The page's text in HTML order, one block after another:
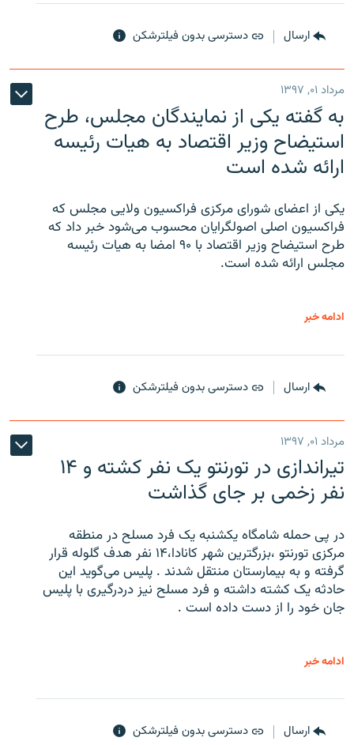
ارسال دسترسی بدون فیلترشکن
مرداد ۰۱, ۱۳۹۷
به گفته یکی از نمایندگان مجلس، طرح
استیضاح وزیر اقتصاد به هیات رئیسه
ارائه شده است
یکی از اعضای شورای مرکزی فراکسیون ولایی مجلس که
فراکسیون اصلی اصولگرایان محسوب می‌شود خبر داد که
طرح استیضاح وزیر اقتصاد با ۹۰ امضا به هیات رئیسه
مجلس ارائه شده است.
ادامه خبر
ارسال دسترسی بدون فیلترشکن
مرداد ۰۱, ۱۳۹۷
تیراندازی در تورنتو یک نفر کشته و ۱۴
نفر زخمی بر جای گذاشت
در پی حمله شامگاه یکشنبه یک فرد مسلح در منطقه
مرکزی تورنتو ،‌بزرگترین شهر کانادا،۱۴ نفر هدف گلوله قرار
گرفته و به بیمارستان منتقل شدند . پلیس می‌گوید این
حادثه یک کشته داشته و فرد مسلح نیز دردرگیری با پلیس
جان خود را از دست داده است .
ادامه خبر
ارسال دسترسی بدون فیلترشکن